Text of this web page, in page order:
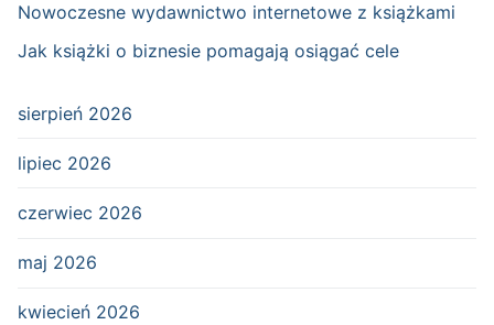
Nowoczesne wydawnictwo internetowe z książkami
Jak książki o biznesie pomagają osiągać cele
sierpień 2026
lipiec 2026
czerwiec 2026
maj 2026
kwiecień 2026